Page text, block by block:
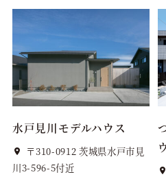
水戸見川モデルハウス
〒310-0912 茨城県水戸市見
川3-596-5付近